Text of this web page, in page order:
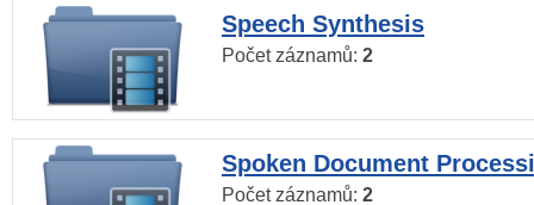
Speech Synthesis
Počet záznamů: 2
Spoken Document
Počet záznamů: 2